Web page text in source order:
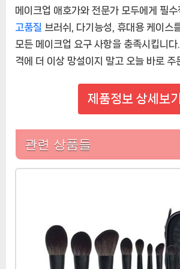
메이크업 애호가와 전문가 모두에게 필수
고품질 브러쉬, 다기능성, 휴대용 케이스
모든 메이크업 요구 사항을 충족시킵니
격에 더 이상 망설이지 말고 오늘 바로 주
제품정보 상세보기
관련 상품들